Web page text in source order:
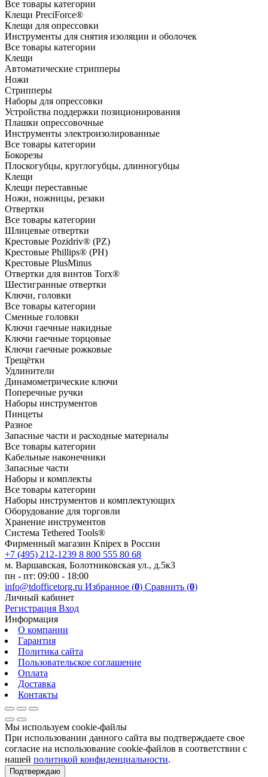
Все товары категории
Клещи PreciForce®
Клещи для опрессовки
Инструменты для снятия изоляции и оболочек
Все товары категории
Клещи
Автоматические стрипперы
Ножи
Стрипперы
Наборы для опрессовки
Устройства поддержки позиционирования
Плашки опрессовочные
Инструменты электроизолированные
Все товары категории
Бокорезы
Плоскогубцы, круглогубцы, длинногубцы
Клещи
Клещи переставные
Ножи, ножницы, резаки
Отвертки
Все товары категории
Шлицевые отвертки
Крестовые Pozidriv® (PZ)
Крестовые Phillips® (PH)
Крестовые PlusMinus
Отвертки для винтов Torx®
Шестигранные отвертки
Ключи, головки
Все товары категории
Сменные головки
Ключи гаечные накидные
Ключи гаечные торцовые
Ключи гаечные рожковые
Трещётки
Удлинители
Динамометрические ключи
Поперечные ручки
Наборы инструментов
Пинцеты
Разное
Запасные части и расходные материалы
Все товары категории
Кабельные наконечники
Запасные части
Наборы и комплекты
Все товары категории
Наборы инструментов и комплектующих
Оборудование для торговли
Хранение инс­тру­мен­тов
Система Tethered Tools®
Фирменный магазин Knipex в России
+7 (495) 212-1239 8 800 555 80 68
м. Варшавская, Болотниковская ул., д.5к3
пн - пт: 09:00 - 18:00
info@tdofficetorg.ru Избранное (0) Сравнить (0)
Личный кабинет
Регистрация Вход
Информация
О компании
Гарантия
Политика сайта
Пользовательское соглашение
Оплата
Доставка
Контакты
Мы используем cookie-файлы
При использовании данного сайта вы подтверждаете свое
согласие на использование cookie-файлов в соответствии с
нашей политикой конфиденциальности.
Подтверждаю